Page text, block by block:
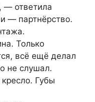
ответила
партнёрство.
Только
всё ещё делал
не слушал.
Губы